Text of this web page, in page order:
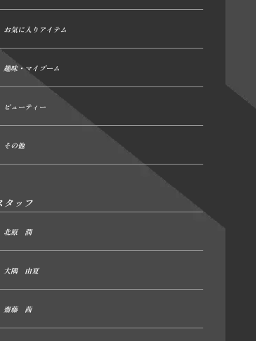
お気に入りアイテム
趣味・マイブーム
ビューティー
その他
タッフ
北原 潤
大隅 由夏
齋藤 茜